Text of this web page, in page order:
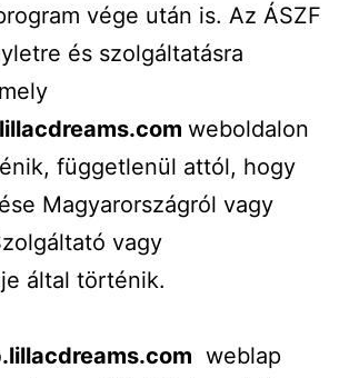
vége után is. Az ÁSZF
és szolgáltatásra
weboldalon
függetlenül attól, hogy
Magyarországról vagy
vagy
által történik.
weblap